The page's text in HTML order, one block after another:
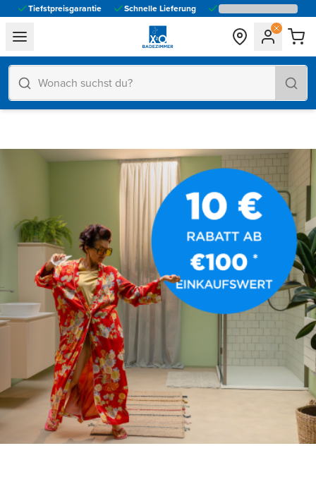
Tiefstpreisgarantie Schnelle Lieferung
general.navigation.toggle_menu.label